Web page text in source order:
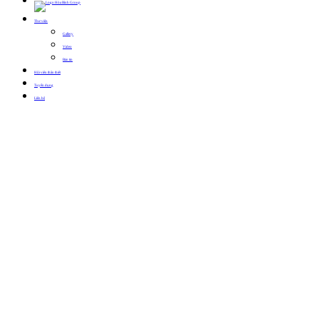
Thư viện
Gallery
Video
Bản tin
Hội viên thân thiết
Tuyển dụng
Liên hệ